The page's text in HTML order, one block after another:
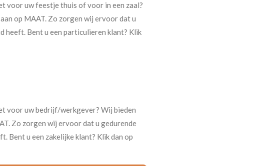
voor uw feestje thuis of voor in een zaal?
op MAAT. Zo zorgen wij ervoor dat u
heeft. Bent u een particulieren klant? Klik
voor uw bedrijf/werkgever? Wij bieden
Zo zorgen wij ervoor dat u gedurende
Bent u een zakelijke klant? Klik dan op